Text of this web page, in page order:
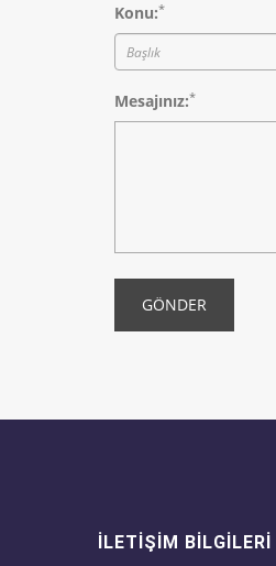
Konu:*
Mesajınız:*
GÖNDER
İLETIŞIM BILGILERI